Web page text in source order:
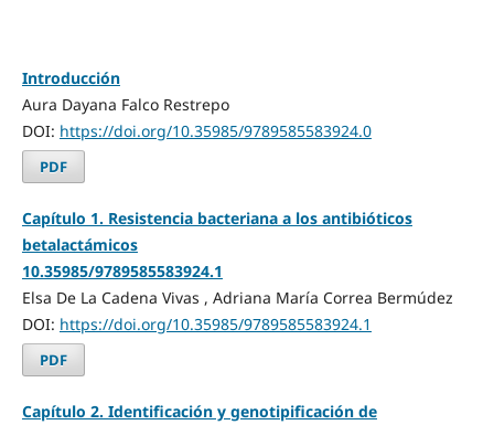
Introducción
Aura Dayana Falco Restrepo
DOI: https://doi.org/10.35985/9789585583924.0
PDF
Capítulo 1. Resistencia bacteriana a los antibióticos
betalactámicos
10.35985/9789585583924.1
Elsa De La Cadena Vivas , Adriana María Correa Bermúdez
DOI: https://doi.org/10.35985/9789585583924.1
PDF
Capítulo 2. Identificación y genotipificación de